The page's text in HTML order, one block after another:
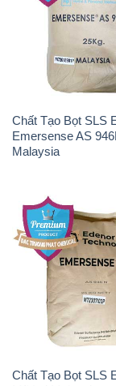
Chất Tạo Bọt SLS
Emersense AS
Malaysia
Chất Tạo Bọt SLS
Mã Lai Malaysia